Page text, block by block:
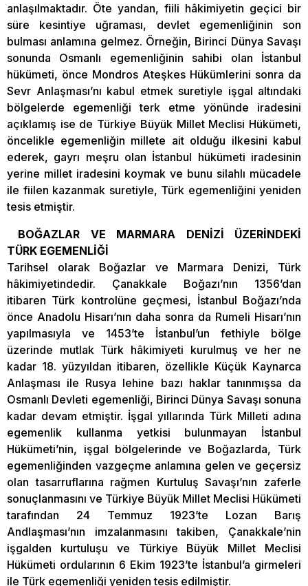
anlaşılmaktadır. Öte yandan, fiili hâkimiyetin geçici bir
süre kesintiye uğraması, devlet egemenliğinin son
bulması anlamına gelmez. Örneğin, Birinci Dünya Savaşı
sonunda Osmanlı egemenliğinin sahibi olan İstanbul
hükümeti, önce Mondros Ateşkes Hükümlerini sonra da
Sevr Anlaşması’nı kabul etmek suretiyle işgal altındaki
bölgelerde egemenliği terk etme yönünde iradesini
açıklamış ise de Türkiye Büyük Millet Meclisi Hükümeti,
öncelikle egemenliğin millete ait olduğu ilkesini kabul
ederek, gayrı meşru olan İstanbul hükümeti iradesinin
yerine millet iradesini koymak ve bunu silahlı mücadele
ile fiilen kazanmak suretiyle, Türk egemenliğini yeniden
tesis etmiştir.
BOĞAZLAR VE MARMARA DENİZİ ÜZERİNDEKİ
TÜRK EGEMENLİĞİ
Tarihsel olarak Boğazlar ve Marmara Denizi, Türk
hâkimiyetindedir. Çanakkale Boğazı’nın 1356’dan
itibaren Türk kontrolüne geçmesi, İstanbul Boğazı’nda
önce Anadolu Hisarı’nın daha sonra da Rumeli Hisarı’nın
yapılmasıyla ve 1453’te İstanbul’un fethiyle bölge
üzerinde mutlak Türk hâkimiyeti kurulmuş ve her ne
kadar 18. yüzyıldan itibaren, özellikle Küçük Kaynarca
Anlaşması ile Rusya lehine bazı haklar tanınmışsa da
Osmanlı Devleti egemenliği, Birinci Dünya Savaşı sonuna
kadar devam etmiştir. İşgal yıllarında Türk Milleti adına
egemenlik kullanma yetkisi bulunmayan İstanbul
Hükümeti’nin, işgal bölgelerinde ve Boğazlarda, Türk
egemenliğinden vazgeçme anlamına gelen ve geçersiz
olan tasarruflarına rağmen Kurtuluş Savaşı’nın zaferle
sonuçlanmasını ve Türkiye Büyük Millet Meclisi Hükümeti
tarafından 24 Temmuz 1923’te Lozan Barış
Andlaşması’nın imzalanmasını takiben, Çanakkale’nin
işgalden kurtuluşu ve Türkiye Büyük Millet Meclisi
Hükümeti ordularının 6 Ekim 1923’te İstanbul’a girmeleri
ile Türk egemenliği yeniden tesis edilmiştir.